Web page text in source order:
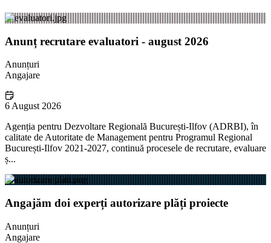
Anunț recrutare evaluatori - august 2026
Anunțuri
Angajare
6 August 2026
Agenția pentru Dezvoltare Regională București-Ilfov (ADRBI), în
calitate de Autoritate de Management pentru Programul Regional
București-Ilfov 2021-2027, continuă procesele de recrutare, evaluare
ș...
Angajăm doi experți autorizare plăți proiecte
Anunțuri
Angajare